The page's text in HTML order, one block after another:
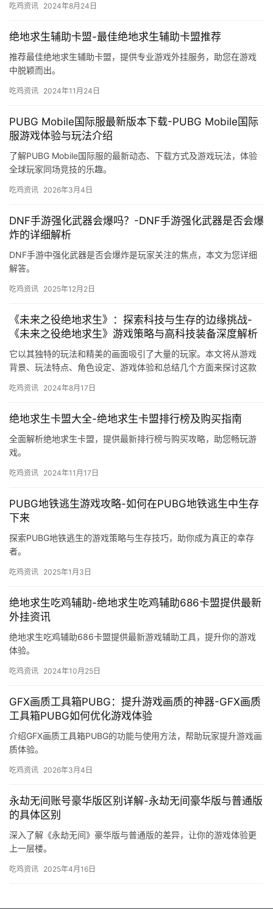
吃鸡资讯 2024年8月24日
绝地求生辅助卡盟-最佳绝地求生辅助卡盟推荐
推荐最佳绝地求生辅助卡盟，提供专业游戏外挂服务，助您在游戏
中脱颖而出。
吃鸡资讯 2024年11月24日
PUBG Mobile国际服最新版本下载-PUBG Mobile国际
服游戏体验与玩法介绍
了解PUBG Mobile国际服的最新动态、下载方式及游戏玩法，体验
全球玩家同场竞技的乐趣。
吃鸡资讯 2026年3月4日
DNF手游强化武器会爆吗？-DNF手游强化武器是否会爆
炸的详细解析
DNF手游中强化武器是否会爆炸是玩家关注的焦点，本文为您详细
解答。
吃鸡资讯 2025年12月2日
《未来之役绝地求生》：探索科技与生存的边缘挑战-
《未来之役绝地求生》游戏策略与高科技装备深度解析
它以其独特的玩法和精美的画面吸引了大量的玩家。本文将从游戏
背景、玩法特点、角色设定、游戏体验和总结几个方面来探讨这款
吃鸡资讯 2024年8月17日
绝地求生卡盟大全-绝地求生卡盟排行榜及购买指南
全面解析绝地求生卡盟，提供最新排行榜与购买攻略，助您畅玩游
戏。
吃鸡资讯 2024年11月17日
PUBG地铁逃生游戏攻略-如何在PUBG地铁逃生中生存
下来
探索PUBG地铁逃生的游戏策略与生存技巧，助你成为真正的幸存
者。
吃鸡资讯 2025年1月3日
绝地求生吃鸡辅助-绝地求生吃鸡辅助686卡盟提供最新
外挂资讯
绝地求生吃鸡辅助686卡盟提供最新游戏辅助工具，提升你的游戏
体验。
吃鸡资讯 2024年10月25日
GFX画质工具箱PUBG：提升游戏画质的神器-GFX画质
工具箱PUBG如何优化游戏体验
介绍GFX画质工具箱PUBG的功能与使用方法，帮助玩家提升游戏画
质体验。
吃鸡资讯 2026年3月4日
永劫无间账号豪华版区别详解-永劫无间豪华版与普通版
的具体区别
深入了解《永劫无间》豪华版与普通版的差异，让你的游戏体验更
上一层楼。
吃鸡资讯 2025年4月16日